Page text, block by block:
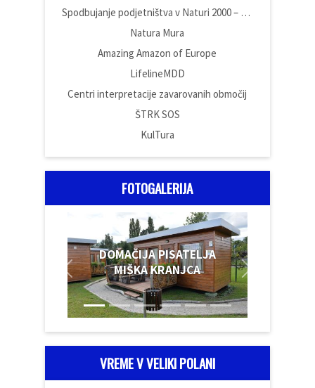
Spodbujanje podjetništva v Naturi 2000 – Poslovna cona Vüdina
Natura Mura
Amazing Amazon of Europe
LifelineMDD
Centri interpretacije zavarovanih območij
ŠTRK SOS
KulTura
FOTOGALERIJA
DOMAČIJA PISATELJA
MIŠKA KRANJCA
VREME V VELIKI POLANI